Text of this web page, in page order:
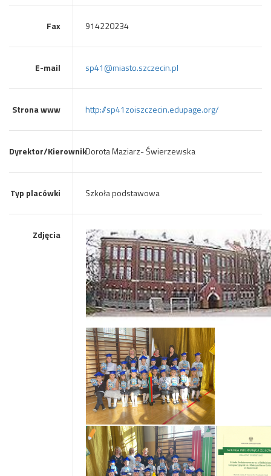
Fax 914220234
E-mail sp41@miasto.szczecin.pl
Strona www http://sp41zoiszczecin.edupage.org/
Dyrektor/KierownikDorota Maziarz- Świerzewska
Typ placówki Szkoła podstawowa
Zdjęcia